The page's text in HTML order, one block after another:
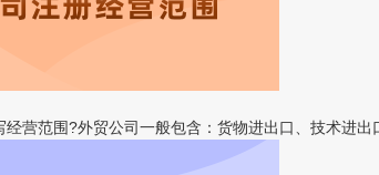
营范围?外贸公司一般包含：货物进出口、技术进